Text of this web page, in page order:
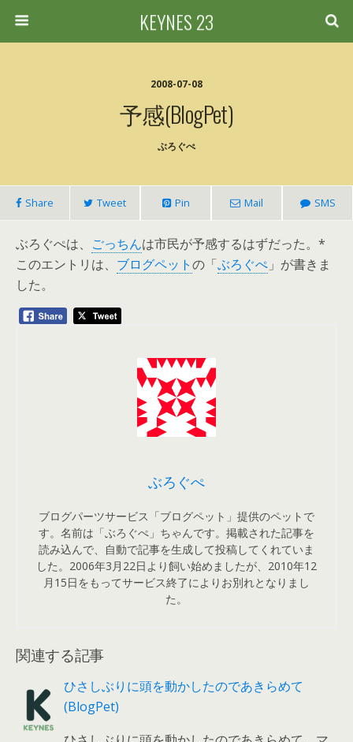
KEYNES 23
2008-07-08
予感(BlogPet)
ぶろぐぺ
Share Tweet Pin Mail SMS
ぶろぐぺは、 ごっちんは市民が予感するはずだった。*
このエントリは、 ブログペットの「ぶろぐぺ 」が書きま
した。
ぶろぐぺ
ブログパーツサービス「ブログペット」提供のペットで
す。名前は「ぶろぐぺ」ちゃんです。掲載された記事を
読み込んで、自動で記事を生成して投稿してくれていま
した。2006年3月22日より飼い始めましたが、2010年12
月15日をもってサービス終了によりお別れとなりまし
た。
関連する記事
ひさしぶりに頭を動かしたのであきらめて
(BlogPet)